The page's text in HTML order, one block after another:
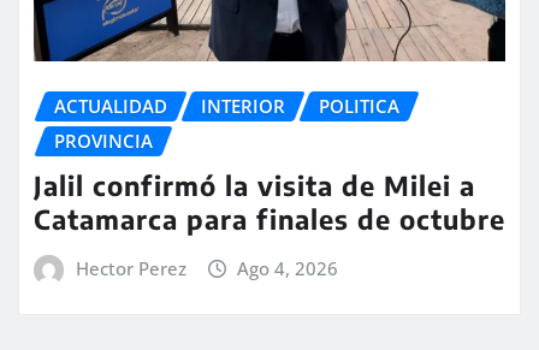
ACTUALIDAD INTERIOR
POLITICA
PROVINCIA
Jalil confirmó la visita de Milei a
Catamarca para finales de octubre
Hector Perez Ago 4, 2026